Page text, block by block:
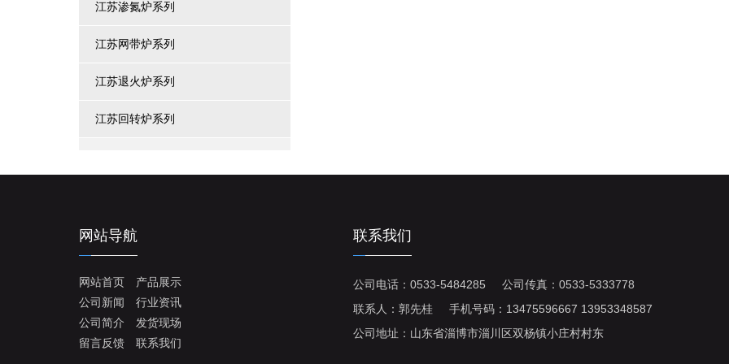
江苏渗氮炉系列
江苏网带炉系列
江苏退火炉系列
江苏回转炉系列
网站导航
网站首页
产品展示
公司新闻
行业资讯
公司简介
发货现场
留言反馈
联系我们
联系我们
公司电话：0533-5484285 公司传真：0533-5333778
联系人：郭先桂 手机号码：13475596667 13953348587
公司地址：山东省淄博市淄川区双杨镇小庄村村东